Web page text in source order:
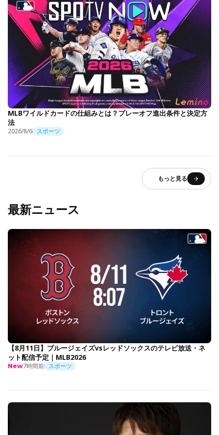
MLBワイルドカードの仕組みとは？プレーオフ進出条件と決定方
法
2026/8/6 スポーツ
もっと見る
最新ニュース
【8月11日】ブルージェイズvsレッドソックスのテレビ放送・ネ
ット配信予定｜MLB2026
New7時間前 スポーツ